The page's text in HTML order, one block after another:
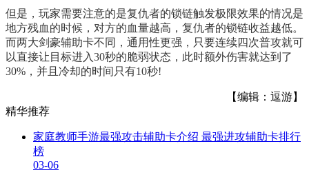
但是，玩家需要注意的是复仇者的锁链触发极限效果的情况是
地方残血的时候，对方的血量越高，复仇者的锁链收益越低。
而两大剑豪辅助卡不同，通用性更强，只要连续四次普攻就可
以直接让目标进入30秒的脆弱状态，此时额外伤害就达到了
30%，并且冷却的时间只有10秒!
【编辑：逗游】
精华推荐
家庭教师手游最强攻击辅助卡介绍 最强进攻辅助卡排行
榜
03-06